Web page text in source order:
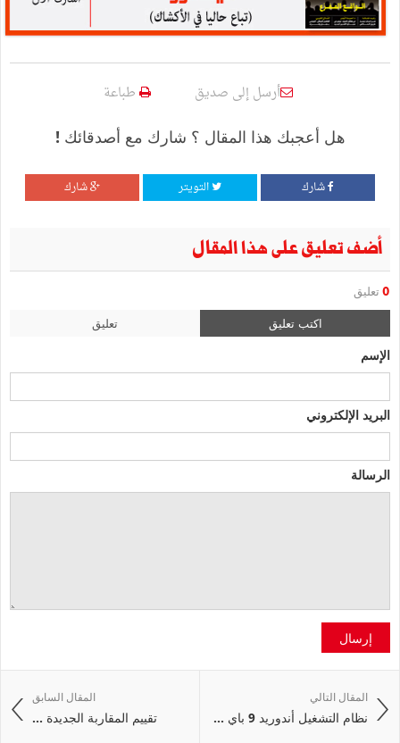
أرسل إلى صديق طباعة
هل أعجبك هذا المقال ؟ شارك مع أصدقائك !
شارك التويتر شارك
أضف تعليق على هذا المقال
0 تعليق
اكتب تعليق تعليق
الإسم
البريد الإلكتروني
الرسالة
إرسال
المقال السابق
تقييم المقاربة الجديدة ...
المقال التالي
نظام التشغيل أندوريد 9 باي ...